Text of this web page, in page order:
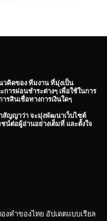
วคิดของ ทีมงาน ที่มุ่งเป็น
ารผ่อนชำระต่างๆ เพื่อใช้ในการ
รสินเชื่อทางการเงินใดๆ
สัญญาว่า จะมุ่งพัฒนาเว็บไซต์
น์ต่อผู้อ่านอย่างเต็มที่ และตั้งใจ
งคำของไทย อัปเดตแบบเรียล